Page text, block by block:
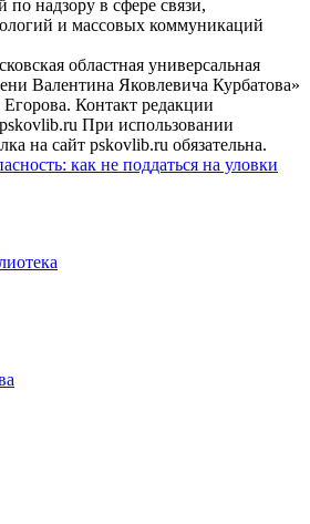
надзору в сфере связи,
и массовых коммуникаций
областная универсальная
Валентина Яковлевича Курбатова»
Контакт редакции
При использовании
на сайт pskovlib.ru обязательна.
как не поддаться на уловки